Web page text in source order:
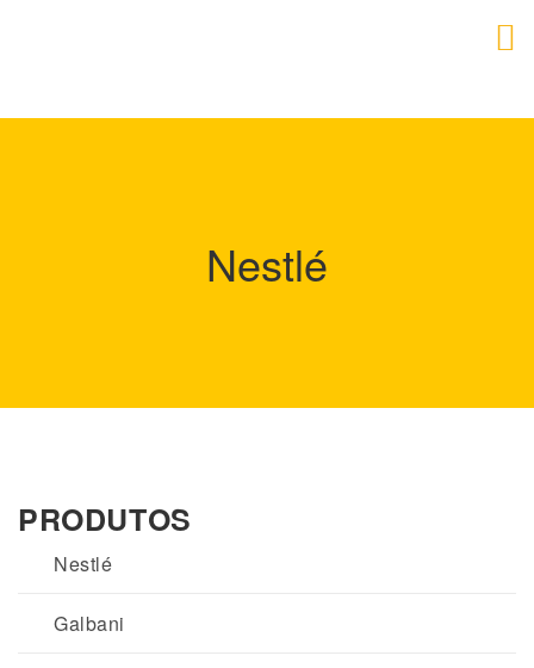
Nestlé
PRODUTOS
Nestlé
Galbani